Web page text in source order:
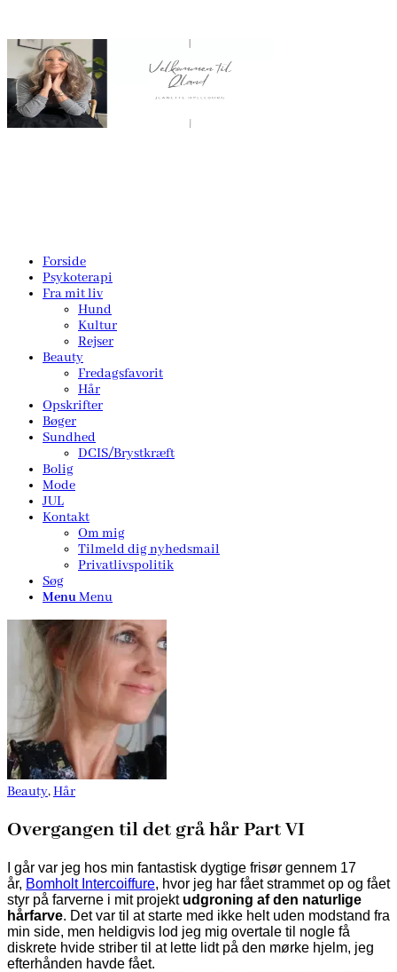
Forside
Psykoterapi
Fra mit liv
Hund
Kultur
Rejser
Beauty
Fredagsfavorit
Hår
Opskrifter
Bøger
Sundhed
DCIS/Brystkræft
Bolig
Mode
JUL
Kontakt
Om mig
Tilmeld dig nyhedsmail
Privatlivspolitik
Søg
MenuMenu
Beauty,Hår
Overgangen til det grå hår Part VI
I går var jeg hos min fantastisk dygtige frisør gennem 17
år, Bomholt Intercoiffure, hvor jeg har fået strammet op og fået
styr på farverne i mit projekt udgroning af den naturlige
hårfarve. Det var til at starte med ikke helt uden modstand fra
min side, men heldigvis lod jeg mig overtale til nogle få
diskrete hvide striber til at lette lidt på den mørke hjelm, jeg
efterhånden havde fået.